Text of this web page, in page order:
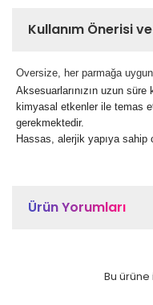
Kullanım Önerisi
Oversize, her parmağa uygun
Aksesuarlarınızın uzun
kimyasal etkenler ile temas
gerekmektedir.
Hassas, alerjik yapıya
Ürün Yorumları
Bu ürüne